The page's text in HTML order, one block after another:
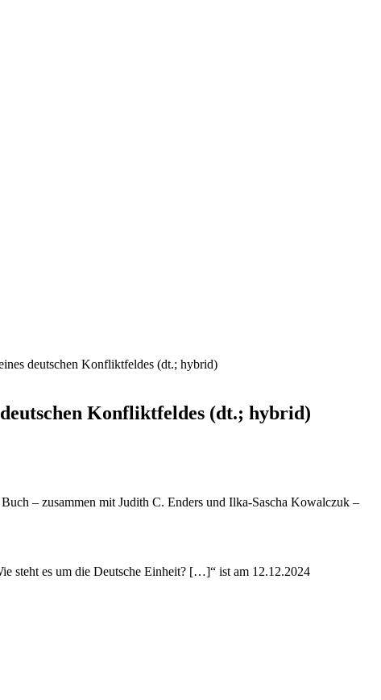
deutschen Konfliktfeldes (dt.; hybrid)
Konfliktfeldes (dt.; hybrid)
– zusammen mit Judith C. Enders und Ilka-Sascha Kowalczuk –
steht es um die Deutsche Einheit? […]“ ist am 12.12.2024